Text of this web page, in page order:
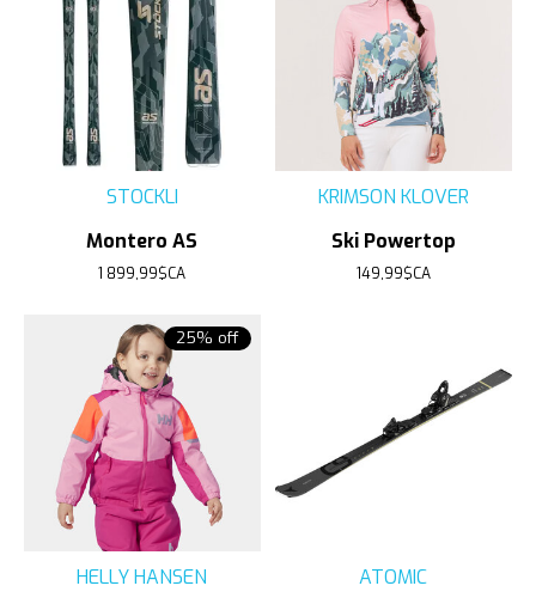
STOCKLI
Montero AS
1 899,99$CA
KRIMSON KLOVER
Ski Powertop
149,99$CA
25% off
HELLY HANSEN ATOMIC